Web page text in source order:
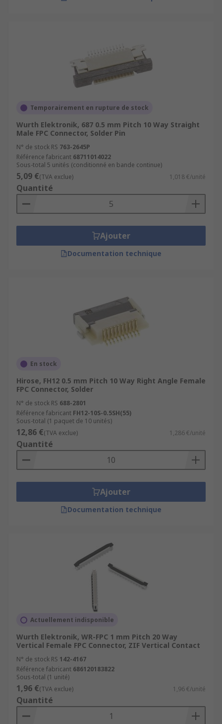
Temporairement en rupture de stock
Wurth Elektronik, 687 0.5 mm Pitch 10 Way Straight
Male FPC Connector, Solder Pin
N° de stock RS 763-2645P
Référence fabricant 68711014022
Sous-total 5 unités (conditionné en bande continue)
5,09 €(TVA exclue) 1,018 €/unité
Quantité
Ajouter
Documentation technique
En stock
Hirose, FH12 0.5 mm Pitch 10 Way Right Angle Female
FPC Connector, Solder
N° de stock RS 688-2801
Référence fabricant FH12-10S-0.5SH(55)
Sous-total (1 paquet de 10 unités)
12,86 €(TVA exclue) 1,286 €/unité
Quantité
Ajouter
Documentation technique
Actuellement indisponible
Wurth Elektronik, WR-FPC 1 mm Pitch 20 Way
Vertical Female FPC Connector, ZIF Vertical Contact
N° de stock RS 142-4167
Référence fabricant 686120183822
Sous-total (1 unité)
1,96 €(TVA exclue) 1,96 €/unité
Quantité